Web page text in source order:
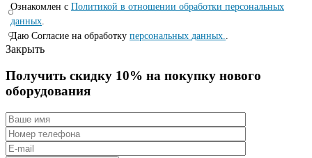
Ознакомлен с Политикой в отношении обработки персональных
данных
Даю Согласие на обработку персональных данных.
Закрыть
Получить скидку 10% на покупку нового
оборудования